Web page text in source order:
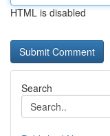
HTML is disabled
Search